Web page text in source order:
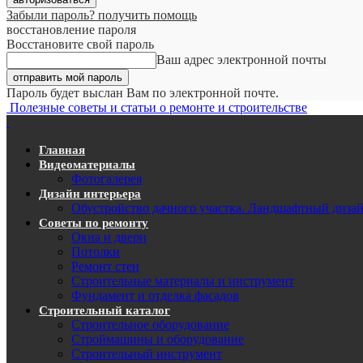
Забыли пароль? получить помощь
восстановление пароля
Восстановите свой пароль
Ваш адрес электронной почты
Пароль будет выслан Вам по электронной почте.
Полезные советы и статьи о ремонте и строительстве
Главная
Видеоматериалы
Фотогалерея
Дизайн интерьера
Обустройство дачного участка. Ландшафтный
Советы по ремонту
Окна и двери
Потолки
Ремонт стен
Строительные материалы и инструмент
Фундамент и отделка фасадов
Строительный каталог
Строительное оборудование
Строймашины и оборудование
Строительный инструмент